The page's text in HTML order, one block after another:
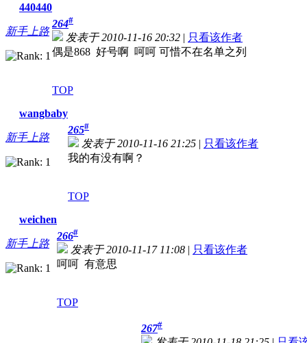
440440
新手上路
264#
发表于 2010-11-16 20:32 | 只看该作者
偶是868 好号啊 呵呵 可惜不在名单之列
TOP
wangbaby
新手上路
265#
发表于 2010-11-16 21:25 | 只看该作者
我的有没有啊？
TOP
weichen
新手上路
266#
发表于 2010-11-17 11:08 | 只看该作者
呵呵 有意思
TOP
267#